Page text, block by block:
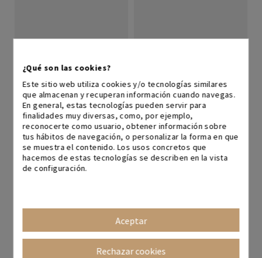
Cleo Bancada
249,00 € 311,25 €
20%
+ colores
Lisa
249,00 € 311,25 €
20%
+ colores
¿Qué son las cookies?
Este sitio web utiliza cookies y/o tecnologías similares
que almacenan y recuperan información cuando navegas.
En general, estas tecnologías pueden servir para
finalidades muy diversas, como, por ejemplo,
reconocerte como usuario, obtener información sobre
tus hábitos de navegación, o personalizar la forma en que
se muestra el contenido. Los usos concretos que
hacemos de estas tecnologías se describen en la vista
de configuración.
Aceptar
Rechazar cookies